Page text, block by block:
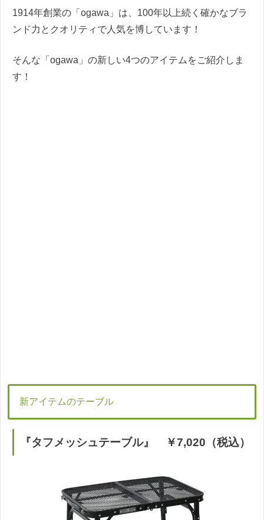
1914年創業の「ogawa」は、100年以上続く確かなブラ
ンド力とクオリティで人気を博しています！
そんな「ogawa」の新しい4つのアイテムをご紹介しま
す！
新アイテムのテーブル
『タフメッシュテーブル』 ￥7,020（税込）